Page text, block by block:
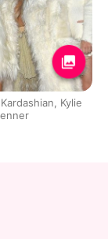
Kylie